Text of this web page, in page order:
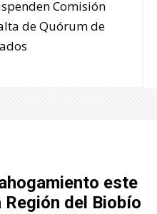
Comisión
de Quórum de
este
del Biobío